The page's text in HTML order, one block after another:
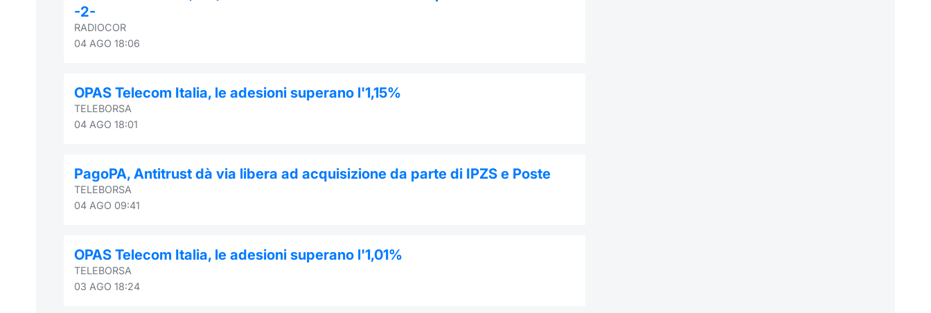
-2-
RADIOCOR
04 AGO 18:06
OPAS Telecom Italia, le adesioni superano l'1,15%
TELEBORSA
04 AGO 18:01
PagoPA, Antitrust dà via libera ad acquisizione da parte di IPZS e Poste
TELEBORSA
04 AGO 09:41
OPAS Telecom Italia, le adesioni superano l'1,01%
TELEBORSA
03 AGO 18:24